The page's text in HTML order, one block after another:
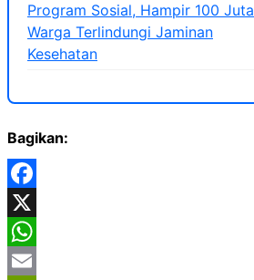
Program Sosial, Hampir 100 Juta
Warga Terlindungi Jaminan
Kesehatan
Bagikan:
Facebook
X
WhatsApp